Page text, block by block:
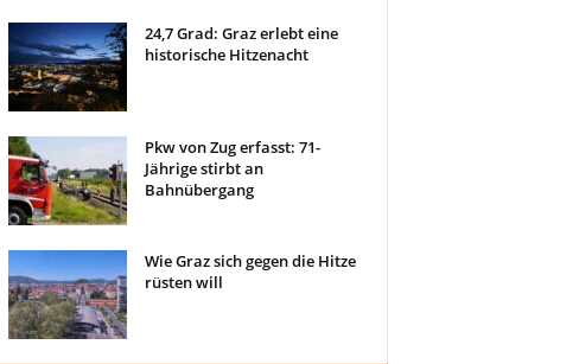
24,7 Grad: Graz erlebt eine
historische Hitzenacht
Pkw von Zug erfasst: 71-
Jährige stirbt an
Bahnübergang
Wie Graz sich gegen die Hitze
rüsten will